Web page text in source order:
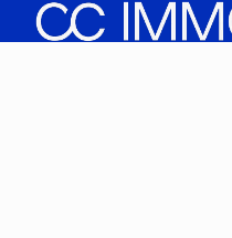
Ga naar hoofdinhoud